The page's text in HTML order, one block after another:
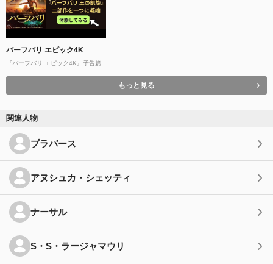
バーフバリ エピック4K
『バーフバリ エピック4K』予告篇
もっと見る
関連人物
プラバース
アヌシュカ・シェッティ
ナーサル
S・S・ラージャマウリ